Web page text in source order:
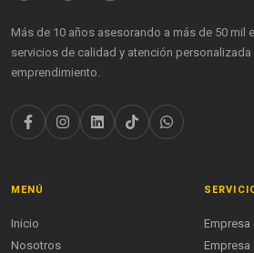
Más de 10 años asesorando a más de 50 mil
servicios de calidad y atención
emprendimiento.
MENÚ
Inicio
Nosotros
Empresa
Empresa